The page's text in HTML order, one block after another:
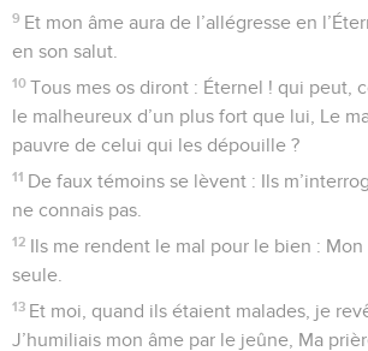
9 Et mon âme aura de l’allégresse en
en son salut.
10 Tous mes os diront : Éternel ! qui peut,
le malheureux d’un plus fort que lui, Le
pauvre de celui qui les dépouille ?
11 De faux témoins se lèvent : Ils
ne connais pas.
12 Ils me rendent le mal pour le bien : Mon
seule.
13 Et moi, quand ils étaient malades, je
J’humiliais mon âme par le jeûne, Ma